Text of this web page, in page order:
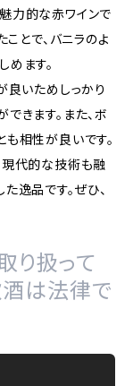
力的な赤ワインで
とで、バニラのよ
ます。
良いためしっかり
きます。また、ボ
相性が良いです。
現代的な技術も融
逸品です。ぜひ、
り扱って
は法律で